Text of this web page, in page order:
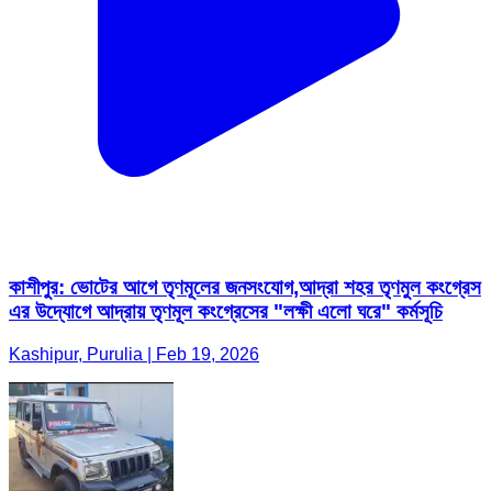
কাশীপুর: ভোটের আগে তৃণমূলের জনসংযোগ,আদ্রা শহর তৃণমুল কংগ্রেস
এর উদ্যোগে আদ্রায় তৃণমূল কংগ্রেসের "লক্ষী এলো ঘরে" কর্মসূচি
Kashipur, Purulia | Feb 19, 2026